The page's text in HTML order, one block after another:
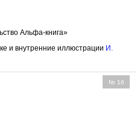
Альфа-книга»
и внутренние иллюстрации И.
№ 16